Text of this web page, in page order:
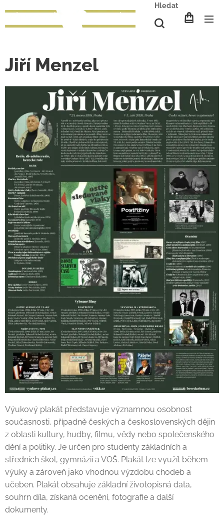
Hledat
Jiří Menzel
Výukový plakát představuje významnou osobnost
současnosti, případně českých a československých dějin
z oblasti kultury, hudby, filmu, vědy nebo společenského
dění a politiky. Je určen pro studenty základních a
středních škol, gymnázií a VOŠ. Plakát lze využít během
výuky a zároveň jako vhodnou výzdobu chodeb a
učeben. Plakát obsahuje základní životopisná data,
souhrn díla, získaná ocenění, fotografie a další
dokumenty.